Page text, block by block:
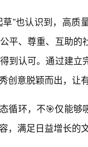
草”也认识到，高
平、尊重、互助
到认可。通过建
创意脱颖而出，让
循环，不🎯仅能够
，满足日益增长的